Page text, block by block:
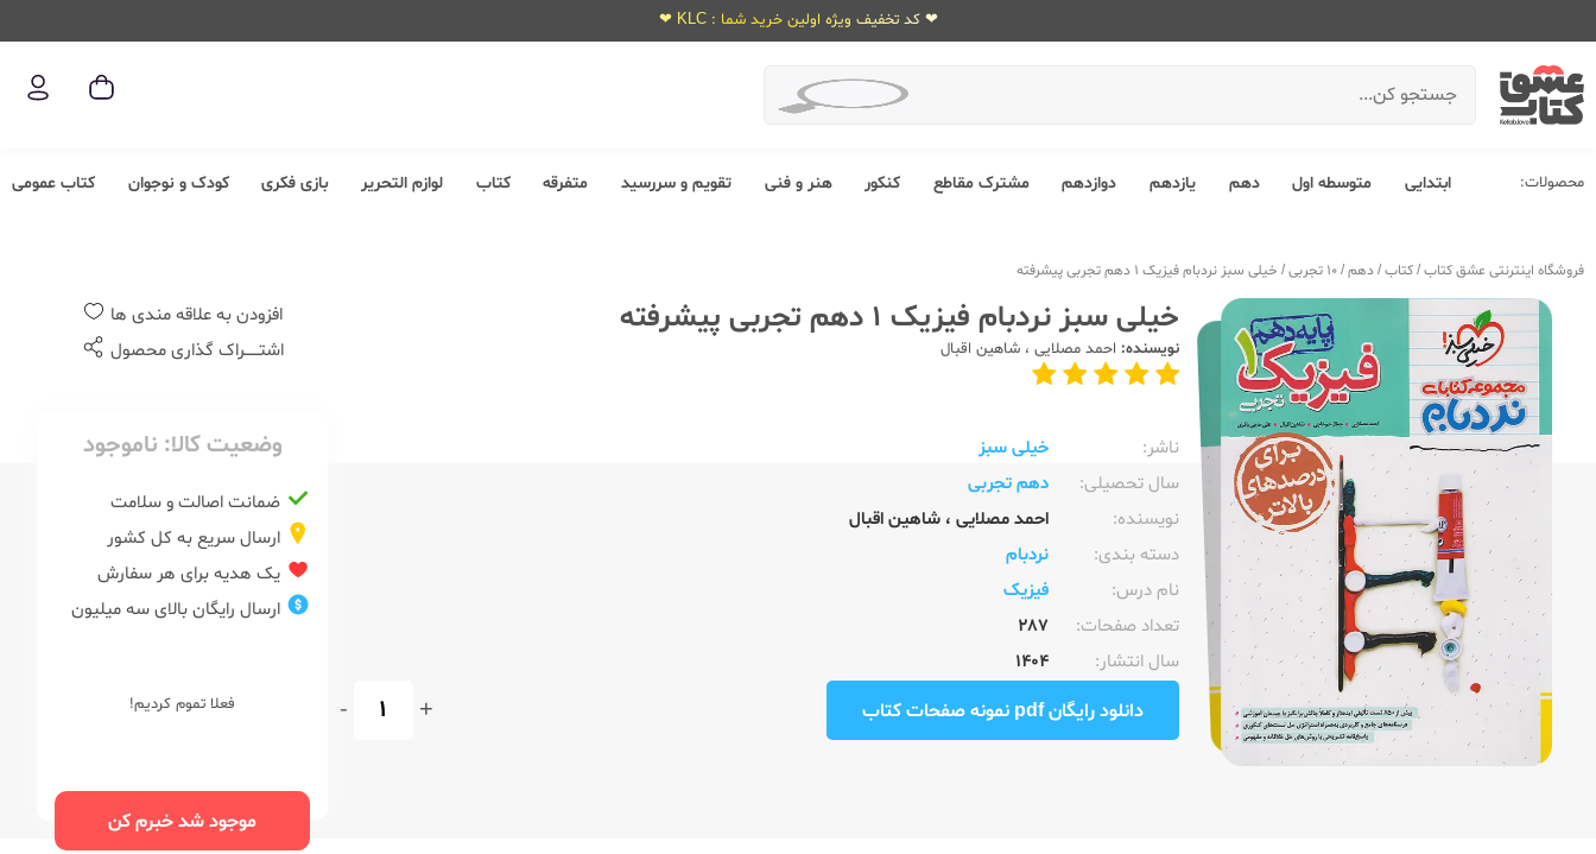
❤ کد تخفیف ویژه اولین خرید شما : KLC ❤
محصولات: ابتدایی متوسطه اول دهم یازدهم دوازدهم مشترک مقاطع کنکور هنر و فنی تقویم و سررسید متفرقه کتاب لوازم التحریر بازی فکری کودک و نوجوان کتاب عمومی
فروشگاه اینترنتی عشق کتاب/کتاب/دهم/10 تجربی / خیلی سبز نردبام فیزیک 1 دهم تجربی پیشرفته
خیلی سبز نردبام فیزیک 1 دهم تجربی پیشرفته
نویسنده: احمد مصلایی ، شاهین اقبال
ناشر:‌
خیلی سبز
سال تحصیلی:‌
دهم تجربی
نویسنده:‌
احمد مصلایی ، شاهین اقبال
دسته بندی:
نردبام
نام درس:
فیزیک
تعداد صفحات:‌
287
سال انتشار:‌
1404
دانلود رایگان pdf نمونه صفحات کتاب +
-
افزودن به علاقه مندی ها
اشتــــــراک گذاری محصول
وضعیت کالا: ناموجود
ضمانت اصالت و سلامت
ارسال سریع به کل کشور
یک هدیه برای هر سفارش
ارسال رایگان بالای سه میلیون
فعلا تموم کردیم!
موجود شد خبرم کن